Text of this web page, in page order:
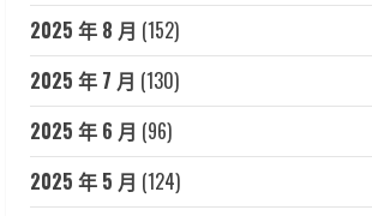
2025 年 8 月 (152)
2025 年 7 月 (130)
2025 年 6 月 (96)
2025 年 5 月 (124)